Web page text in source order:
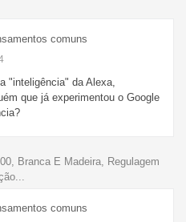
comuns
"inteligência" da Alexa,
que já experimentou o Google
Branca E Madeira, Regulagem
comuns